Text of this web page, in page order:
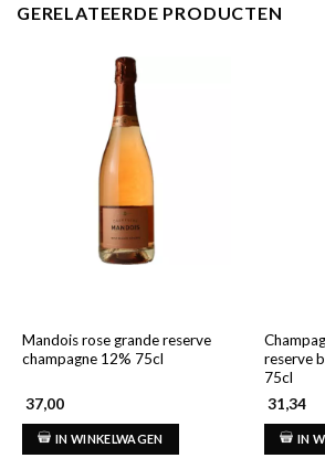
GERELATEERDE PRODUCTEN
Mandois rose grande reserve
champagne 12% 75cl
37,00
IN WINKELWAGEN
reserve
75cl
31,34
IN